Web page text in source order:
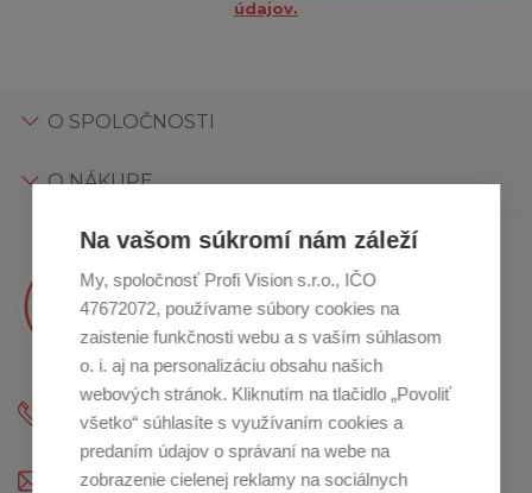
Na vašom súkromí nám záleží
My, spoločnosť Profi Vision s.r.o., IČO
47672072, používame súbory cookies na
zaistenie funkčnosti webu a s vaším súhlasom
o. i. aj na personalizáciu obsahu našich
webových stránok. Kliknutím na tlačidlo „Povoliť
všetko“ súhlasíte s využívaním cookies a
predaním údajov o správaní na webe na
zobrazenie cielenej reklamy na sociálnych
údajov.
O SPOLOČNOSTI
O NÁKUPE
Máte otázky?
Kristína Vám poradí
+421 2 800 12 333
(Po - Pia: 9:00-12:00 a 13:00 - 16:30)
profikuchar@profikuchar.sk